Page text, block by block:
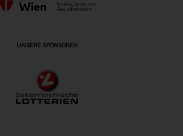
UNSERE SPONSOREN